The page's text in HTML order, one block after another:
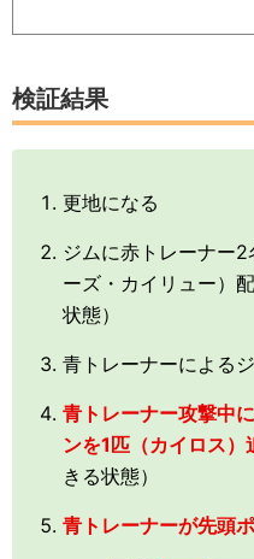
検証結果
更地になる
ジムに赤トレーナー
ーズ・カイリュー）
状態）
青トレーナーによる
青トレーナー攻撃中
ンを1匹（カイロス）
きる状態）
青トレーナーが先頭